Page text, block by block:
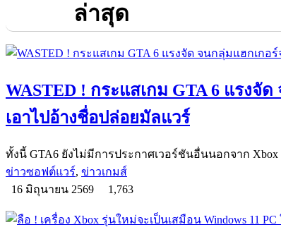
ล่าสุด
WASTED ! กระแสเกม GTA 6 แรงจั
เอาไปอ้างชื่อปล่อยมัลแวร์
ทั้งนี้ GTA6 ยังไม่มีการประกาศเวอร์ชันอื่นนอกจาก
ข่าวซอฟต์แวร์, ข่าวเกมส์
16 มิถุนายน 2569
1,763